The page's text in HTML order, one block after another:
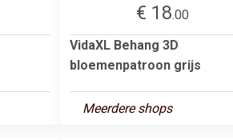
€ 18.00
VidaXL Behang 3D
bloemenpatroon grijs
Meerdere shops